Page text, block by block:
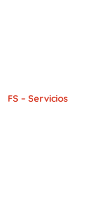
FS – Servicios